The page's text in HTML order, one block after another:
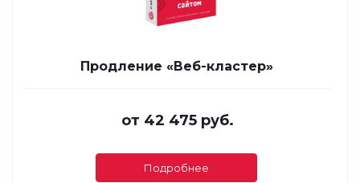
Продление «Веб-кластер»
от 42 475 руб.
Подробнее